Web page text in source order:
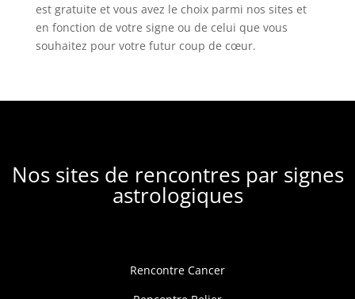
est gratuite et vous avez le choix parmi nos sites et
en fonction de votre signe ou de celui que vous
souhaitez pour votre futur coup de cœur.
Nos sites de rencontres par signes
astrologiques
Rencontre Cancer